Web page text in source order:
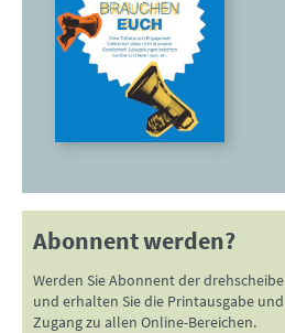
Abonnent werden?
Werden Sie Abonnent der drehscheibe
und erhalten Sie die Printausgabe und
Zugang zu allen Online-Bereichen.